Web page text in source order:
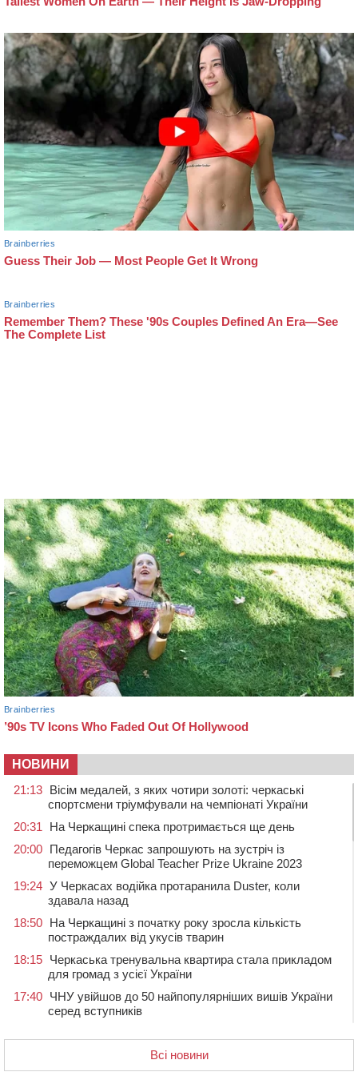
НОВИНИ
21:13 Вісім медалей, з яких чотири золоті: черкаські
спортсмени тріумфували на чемпіонаті України
20:31
На Черкащині спека протримається ще день
20:00 Педагогів Черкас запрошують на зустріч із
переможцем Global Teacher Prize Ukraine 2023
19:24 У Черкасах водійка протаранила Duster, коли
здавала назад
18:50 На Черкащині з початку року зросла кількість
постраждалих від укусів тварин
18:15 Черкаська тренувальна квартира стала прикладом
для громад з усієї України
17:40 ЧНУ увійшов до 50 найпопулярніших вишів України
серед вступників
контейнерний майданчик
16:32
Без розтину грудної клітки: у Черкасах 75-річній
Всі новини